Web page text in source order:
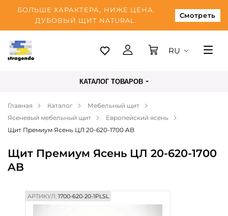
БОЛЬШЕ ХАРАКТЕРА, НИЖЕ ЦЕНА.
ДУБОВЫЙ ЩИТ NATURAL.
Смотреть
Таллинн
Оплата
О нас
Блог
Контакты
RU
КАТАЛОГ ТОВАРОВ
Главная Каталог
Мебельный щит
Ясеневый мебельный щит
Европейский ясень
Щит Премиум Ясень ЦЛ 20-620-1700 AB
Щит Премиум Ясень ЦЛ 20-620-1700
AB
АРТИКУЛ:1700-620-20-1PLSL